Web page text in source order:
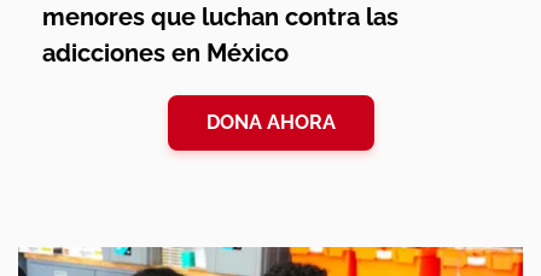
menores que luchan contra las
adicciones en México
DONA AHORA